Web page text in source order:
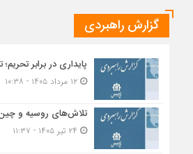
گزارش راهبردی
پایداری در برابر
۱۲ مرداد ۱۴۰۵ - ۱۰:۳۸
تلاش‌های روسیه و چین